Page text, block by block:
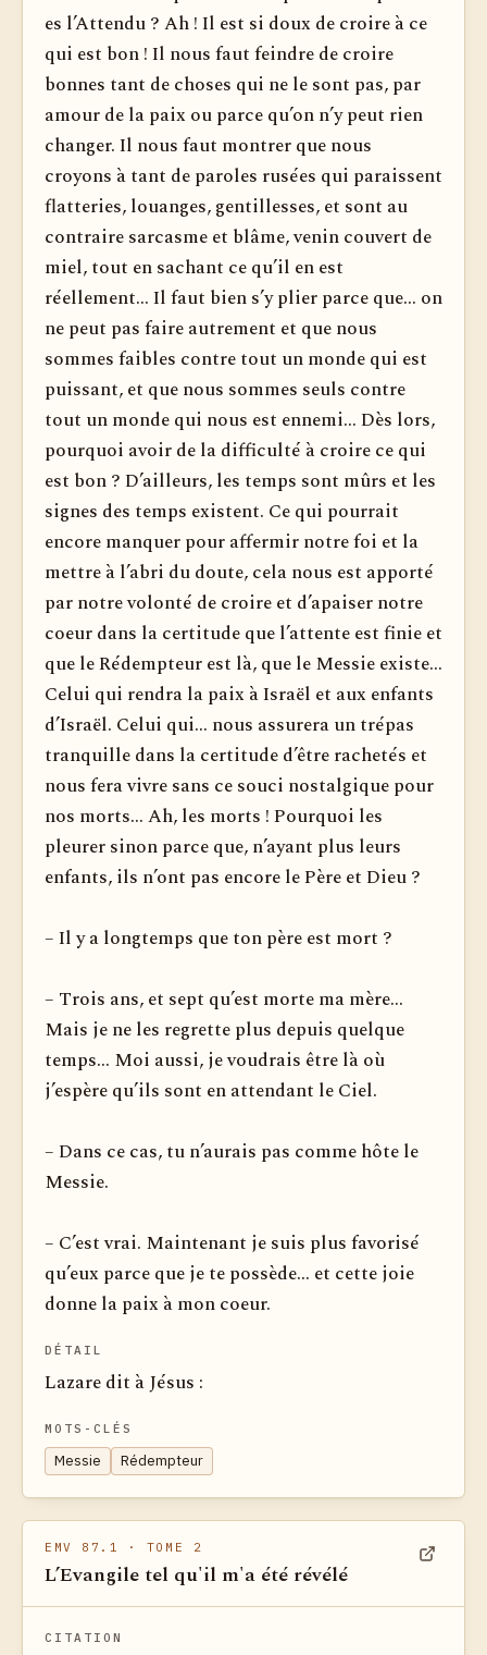
es l’Attendu ? Ah ! Il est si doux de croire à ce
qui est bon ! Il nous faut feindre de croire
bonnes tant de choses qui ne le sont pas, par
amour de la paix ou parce qu’on n’y peut rien
changer. Il nous faut montrer que nous
croyons à tant de paroles rusées qui paraissent
flatteries, louanges, gentillesses, et sont au
contraire sarcasme et blâme, venin couvert de
miel, tout en sachant ce qu’il en est
réellement... Il faut bien s’y plier parce que... on
ne peut pas faire autrement et que nous
sommes faibles contre tout un monde qui est
puissant, et que nous sommes seuls contre
tout un monde qui nous est ennemi... Dès lors,
pourquoi avoir de la difficulté à croire ce qui
est bon ? D’ailleurs, les temps sont mûrs et les
signes des temps existent. Ce qui pourrait
encore manquer pour affermir notre foi et la
mettre à l’abri du doute, cela nous est apporté
par notre volonté de croire et d’apaiser notre
coeur dans la certitude que l’attente est finie et
que le Rédempteur est là, que le Messie existe...
Celui qui rendra la paix à Israël et aux enfants
d’Israël. Celui qui... nous assurera un trépas
tranquille dans la certitude d’être rachetés et
nous fera vivre sans ce souci nostalgique pour
nos morts... Ah, les morts ! Pourquoi les
pleurer sinon parce que, n’ayant plus leurs
enfants, ils n’ont pas encore le Père et Dieu ?
– Il y a longtemps que ton père est mort ?
– Trois ans, et sept qu’est morte ma mère...
Mais je ne les regrette plus depuis quelque
temps... Moi aussi, je voudrais être là où
j’espère qu’ils sont en attendant le Ciel.
– Dans ce cas, tu n’aurais pas comme hôte le
Messie.
– C’est vrai. Maintenant je suis plus favorisé
qu’eux parce que je te possède... et cette joie
donne la paix à mon coeur.
DÉTAIL
Lazare dit à Jésus :
MOTS-CLÉS
Messie Rédempteur
EMV 87.1 · TOME 2
L’Evangile tel qu'il m'a été révélé
CITATION